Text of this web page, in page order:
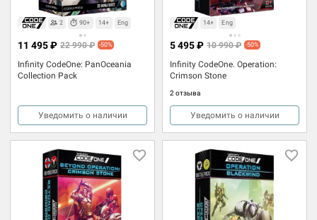
2 90+ 14+ Eng
Infinity CodeOne: PanOceania
Collection Pack
11 495 ₽ 22 990 ₽ -50%
Уведомить о наличии
14+ Eng
Infinity CodeOne. Operation:
Crimson Stone
2 отзыва
5 495 ₽ 10 990 ₽ -50%
Уведомить о наличии